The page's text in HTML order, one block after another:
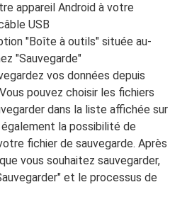
appareil Android à votre
USB
"Boîte à outils" située au-
"Sauvegarde"
vos données depuis
pouvez choisir les fichiers
dans la liste affichée sur
la possibilité de
fichier de sauvegarde. Après
vous souhaitez sauvegarder,
et le processus de